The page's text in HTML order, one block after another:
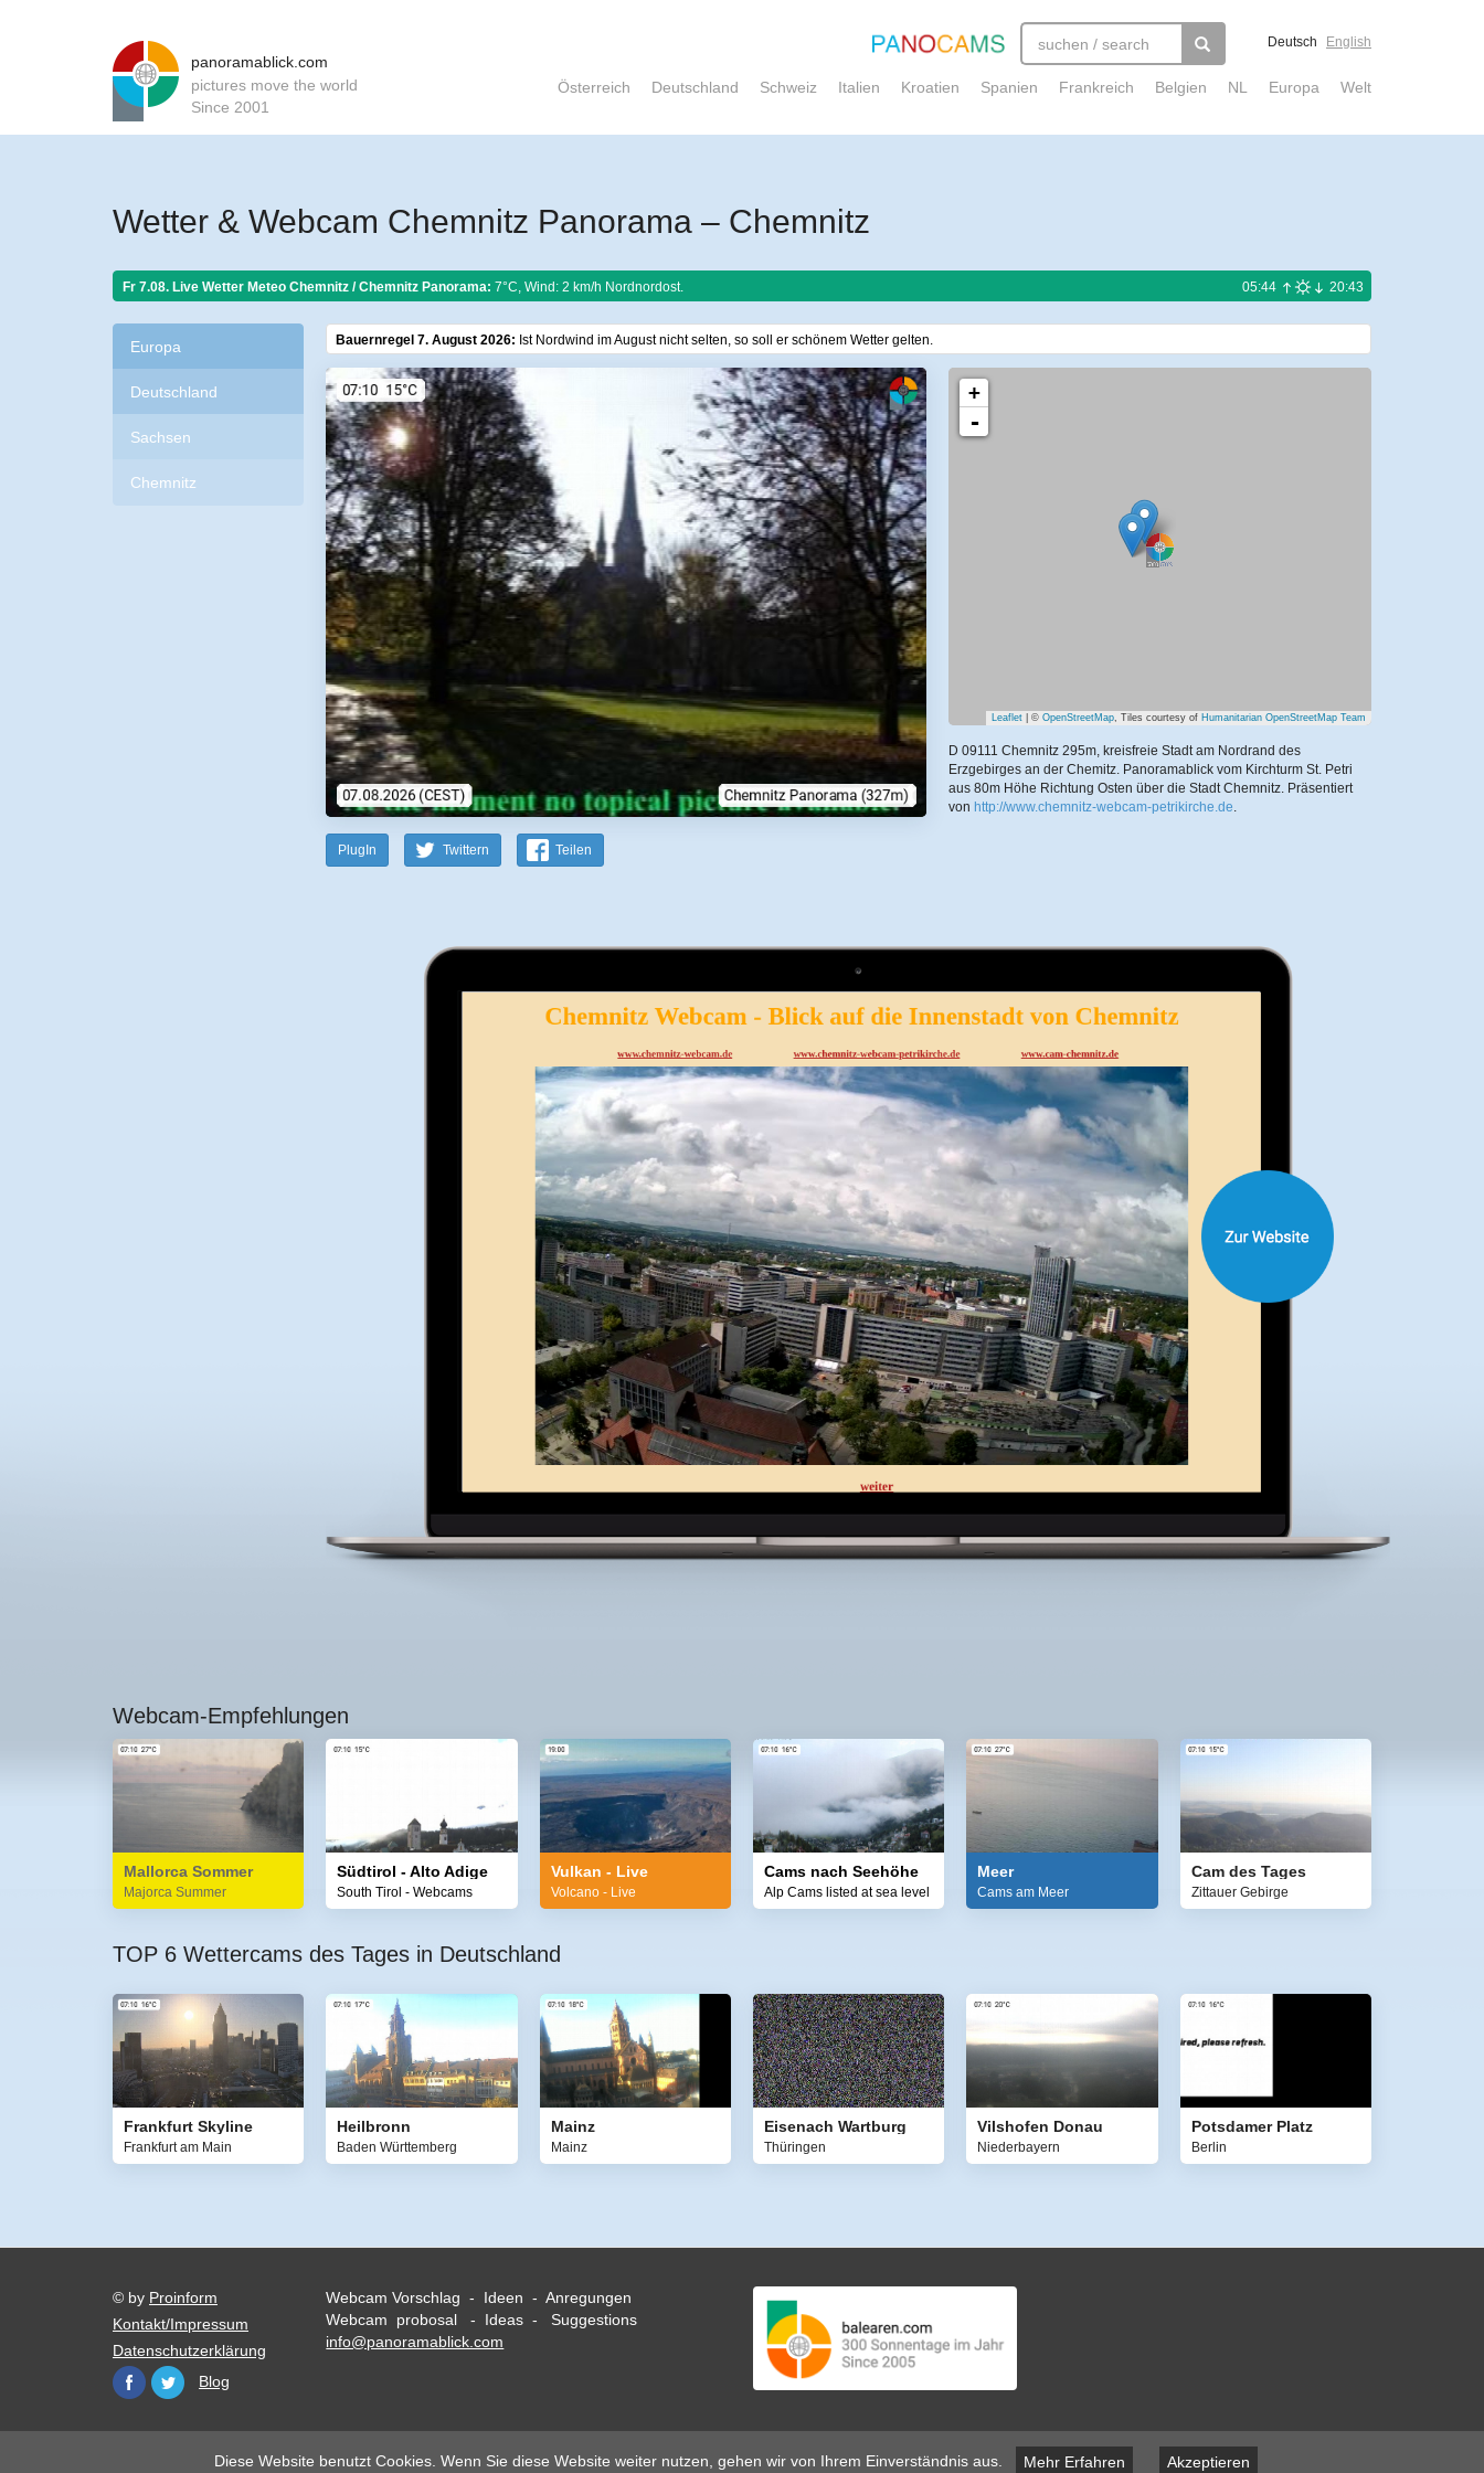
panoramablick.com
pictures move the world
Since 2001
Deutsch English
Österreich Deutschland Schweiz Italien Kroatien Spanien Frankreich Belgien NL Europa Welt
Wetter & Webcam Chemnitz Panorama – Chemnitz
Fr 7.08. Live Wetter Meteo Chemnitz / Chemnitz Panorama: 7°C, Wind: 2 km/h Nordnordost. 05:44 20:43
Europa
Deutschland
Sachsen
Chemnitz
Bauernregel 7. August 2026: Ist Nordwind im August nicht selten, so soll er schönem Wetter gelten.
+
-
Leaflet| © OpenStreetMap, Tiles courtesy of Humanitarian OpenStreetMap Team
D 09111 Chemnitz 295m, kreisfreie Stadt am Nordrand des
Erzgebirges an der Chemitz. Panoramablick vom Kirchturm St. Petri
aus 80m Höhe Richtung Osten über die Stadt Chemnitz. Präsentiert
von http://www.chemnitz-webcam-petrikirche.de.
PlugIn Twittern Teilen
Webcam-Empfehlungen
Mallorca Sommer
Majorca Summer
Südtirol - Alto Adige
South Tirol - Webcams
Vulkan - Live
Volcano - Live
Cams nach Seehöhe
Alp Cams listed at sea level
Meer
Cams am Meer
Cam des Tages
Zittauer Gebirge
TOP 6 Wettercams des Tages in Deutschland
Frankfurt Skyline
Frankfurt am Main
Heilbronn
Baden Württemberg
Mainz
Mainz
Eisenach Wartburg
Thüringen
Vilshofen Donau
Niederbayern
Potsdamer Platz
Berlin
© by Proinform
Kontakt/Impressum
Datenschutzerklärung
Blog
Webcam Vorschlag - Ideen - Anregungen
Webcam probosal - Ideas - Suggestions
info@panoramablick.com
Diese Website benutzt Cookies. Wenn Sie diese Website weiter nutzen, gehen wir von Ihrem Einverständnis aus. Mehr Erfahren Akzeptieren